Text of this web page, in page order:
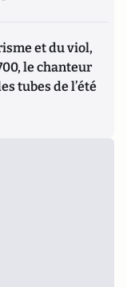
et du viol,
le chanteur
tubes de l’été